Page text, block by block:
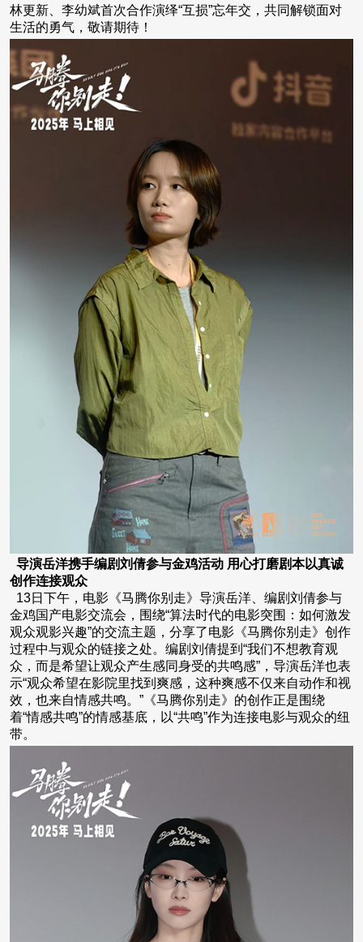
林更新、李幼斌首次合作演绎“互损”忘年交，共同解锁面对
生活的勇气，敬请期待！
导演岳洋携手编剧刘倩参与金鸡活动 用心打磨剧本以真诚
创作连接观众
13日下午，电影《马腾你别走》导演岳洋、编剧刘倩参与
金鸡国产电影交流会，围绕“算法时代的电影突围：如何激发
观众观影兴趣”的交流主题，分享了电影《马腾你别走》创作
过程中与观众的链接之处。编剧刘倩提到“我们不想教育观
众，而是希望让观众产生感同身受的共鸣感”，导演岳洋也表
示“观众希望在影院里找到爽感，这种爽感不仅来自动作和视
效，也来自情感共鸣。”《马腾你别走》的创作正是围绕
着“情感共鸣”的情感基底，以“共鸣”作为连接电影与观众的纽
带。